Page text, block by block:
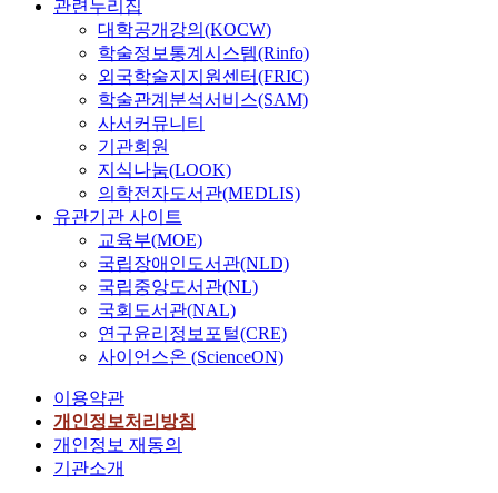
관련누리집
대학공개강의(KOCW)
학술정보통계시스템(Rinfo)
외국학술지지원센터(FRIC)
학술관계분석서비스(SAM)
사서커뮤니티
기관회원
지식나눔(LOOK)
의학전자도서관(MEDLIS)
유관기관 사이트
교육부(MOE)
국립장애인도서관(NLD)
국립중앙도서관(NL)
국회도서관(NAL)
연구윤리정보포털(CRE)
사이언스온 (ScienceON)
이용약관
개인정보처리방침
개인정보 재동의
기관소개